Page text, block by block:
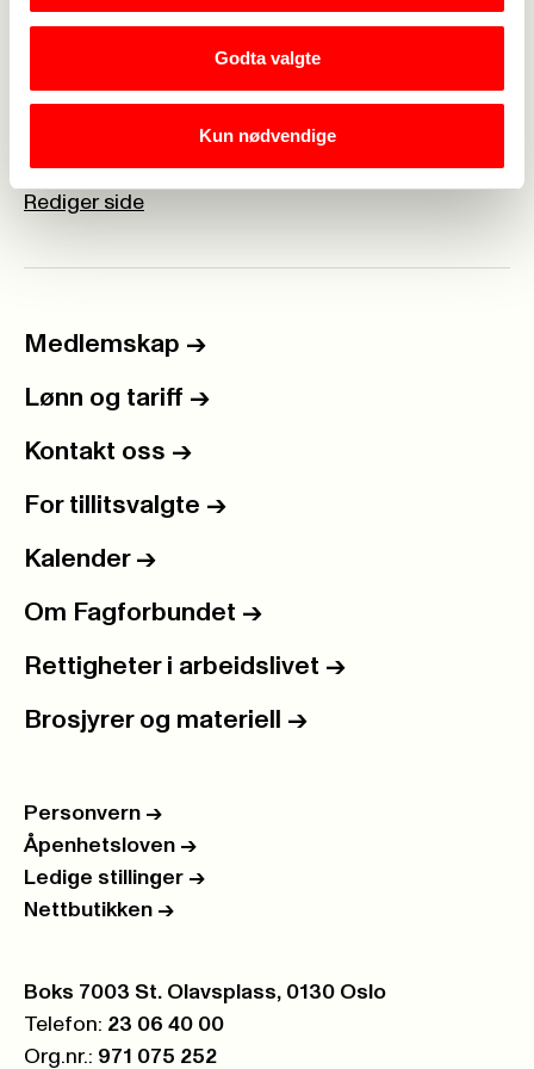
Godta valgte
Kun nødvendige
Webredaktør for Fagforbundet Sør-Odal:
Larsen|
Rediger side
Medlemskap ->
Lønn og tariff ->
Kontakt oss ->
For tillitsvalgte ->
Kalender ->
Om Fagforbundet ->
Rettigheter i arbeidslivet ->
Brosjyrer og materiell ->
Personvern ->
Åpenhetsloven ->
Ledige stillinger ->
Nettbutikken ->
Postboks:
Boks 7003 St. Olavsplass, 0130 Oslo
Telefon: 23 06 40 00
Org.nr.: 971 075 252